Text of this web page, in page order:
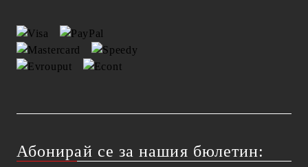
Абонирай се за нашия бюлетин: